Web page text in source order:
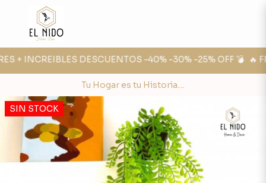
+ INCREIBLES DESCUENTOS -40% -30% -25% OFF 💣 🔥
Tu Hogar es tu Historia....
SIN STOCK